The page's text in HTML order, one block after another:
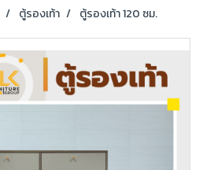
ตู้รองเท้า ตู้รองเท้า 120 ซม.